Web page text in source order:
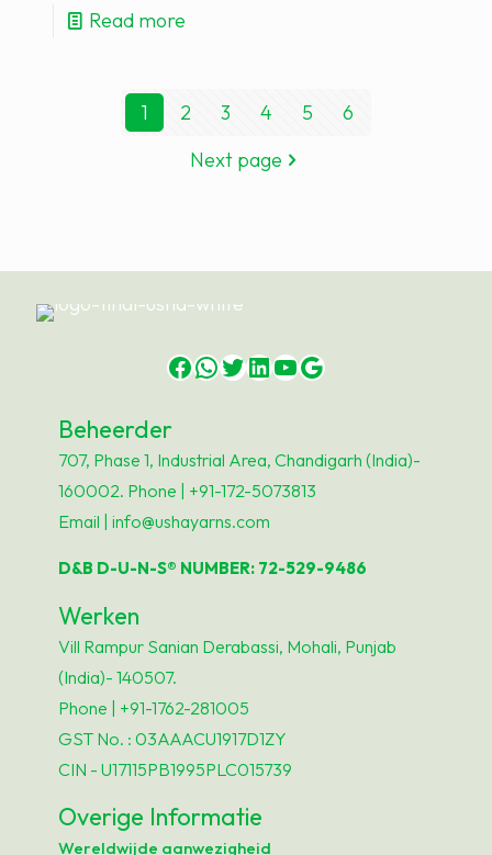
Read more
1 2 3 4 5
6
Next page
Facebook
WhatsApp
Twitter
LinkedIn
YouTube
Google
Beheerder
707, Phase 1, Industrial Area, Chandigarh (India)-
160002. Phone | +91-172-5073813
Email | info@ushayarns.com
D&B D-U-N-S® NUMBER: 72-529-9486
Werken
Vill Rampur Sanian Derabassi, Mohali, Punjab
(India)- 140507.
Phone | +91-1762-281005
GST No. : 03AAACU1917D1ZY
CIN - U17115PB1995PLC015739
Overige Informatie
Wereldwijde aanwezigheid